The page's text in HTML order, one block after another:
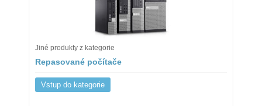
Jiné produkty z kategorie
Repasované počítače
Vstup do kategorie